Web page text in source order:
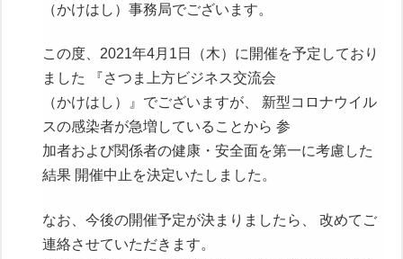
（かけはし）事務局でございます。
この度、2021年4月1日（木）に開催を予定しており
ました 『さつま上方ビジネス交流会
（かけはし）』でございますが、 新型コロナウイル
スの感染者が急増していることから 参
加者および関係者の健康・安全面を第一に考慮した
結果 開催中止を決定いたしました。
なお、今後の開催予定が決まりましたら、 改めてご
連絡させていただきます。